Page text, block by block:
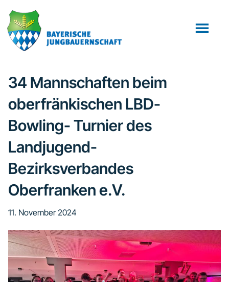
Inhalt
springen
Fußzeile
springen
34 Mannschaften beim
oberfränkischen LBD-
Bowling- Turnier des
Landjugend-
Bezirksverbandes
Oberfranken e.V.
11. November 2024